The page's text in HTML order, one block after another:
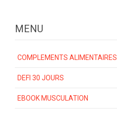
MENU
COMPLEMENTS ALIMENTAIRES
DEFI 30 JOURS
EBOOK MUSCULATION